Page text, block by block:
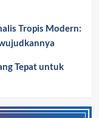
Tropis Modern:
Tepat untuk